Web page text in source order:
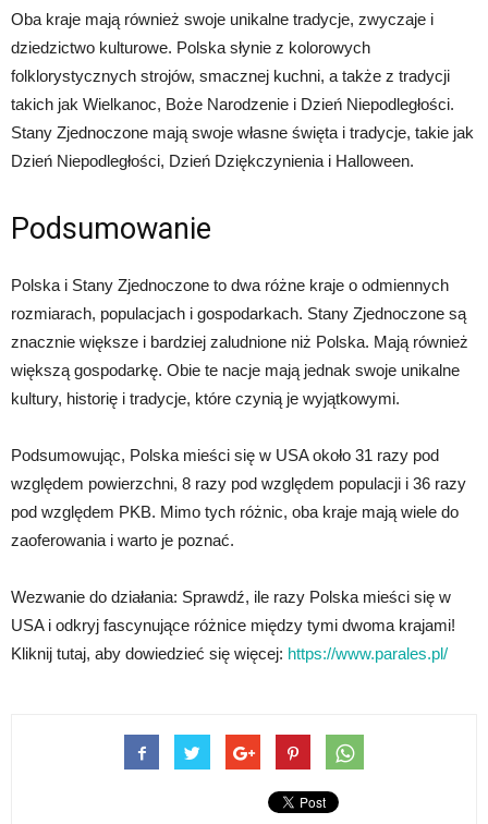
Oba kraje mają również swoje unikalne tradycje, zwyczaje i
dziedzictwo kulturowe. Polska słynie z kolorowych
folklorystycznych strojów, smacznej kuchni, a także z tradycji
takich jak Wielkanoc, Boże Narodzenie i Dzień Niepodległości.
Stany Zjednoczone mają swoje własne święta i tradycje, takie jak
Dzień Niepodległości, Dzień Dziękczynienia i Halloween.
Podsumowanie
Polska i Stany Zjednoczone to dwa różne kraje o odmiennych
rozmiarach, populacjach i gospodarkach. Stany Zjednoczone są
znacznie większe i bardziej zaludnione niż Polska. Mają również
większą gospodarkę. Obie te nacje mają jednak swoje unikalne
kultury, historię i tradycje, które czynią je wyjątkowymi.
Podsumowując, Polska mieści się w USA około 31 razy pod
względem powierzchni, 8 razy pod względem populacji i 36 razy
pod względem PKB. Mimo tych różnic, oba kraje mają wiele do
zaoferowania i warto je poznać.
Wezwanie do działania: Sprawdź, ile razy Polska mieści się w
USA i odkryj fascynujące różnice między tymi dwoma krajami!
Kliknij tutaj, aby dowiedzieć się więcej: https://www.parales.pl/